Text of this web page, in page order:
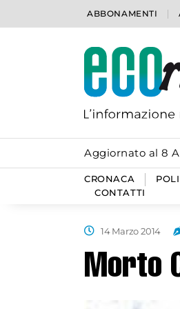
ABBONAMENTI
Aggiornato al 8
CRONACA
CONTATTI
14 Marzo 2014
Morto